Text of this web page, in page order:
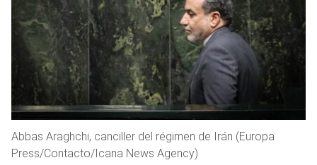
Abbas Araghchi, canciller del régimen de Irán (Europa
Press/Contacto/Icana News Agency)